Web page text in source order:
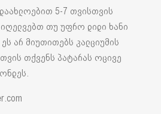
დაახლოებით 5-7 თვისთვის
იღელვებთ თუ უფრო დიდი ხანი
არ მიუთითებს კალციუმის
თქვენს პატარას ოცივე